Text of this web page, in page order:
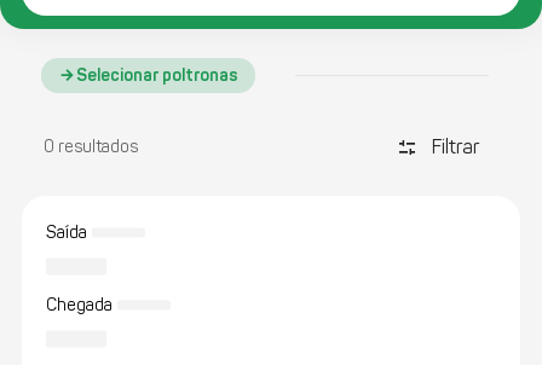
Selecionar poltronas
0 resultados discover_tune Filtrar
Saída
Chegada